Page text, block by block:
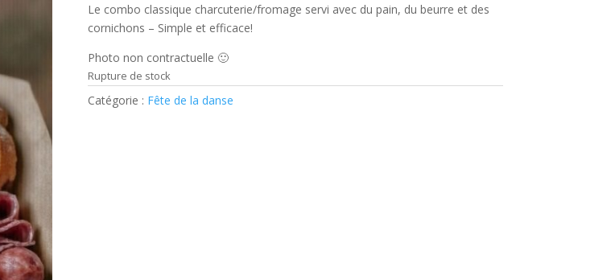
Le combo classique charcuterie/fromage servi avec du pain, du beurre et des
cornichons – Simple et efficace!
Photo non contractuelle 🙂
Rupture de stock
Catégorie : Fête de la danse